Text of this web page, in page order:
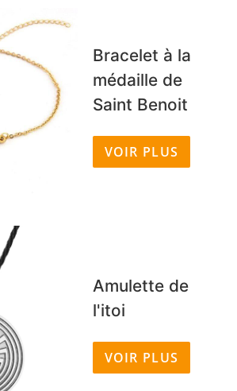
Bracelet à la
médaille de
Saint Benoit
VOIR PLUS
Amulette de
l'itoi
VOIR PLUS